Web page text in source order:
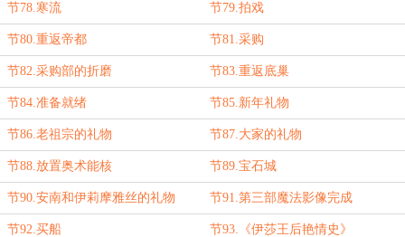
节78.寒流 节79.拍戏
节80.重返帝都 节81.采购
节82.采购部的折磨 节83.重返底巢
节84.准备就绪 节85.新年礼物
节86.老祖宗的礼物 节87.大家的礼物
节88.放置奥术能核 节89.宝石城
节90.安南和伊莉摩雅丝的礼物 节91.第三部魔法影像完成
节92.买船 节93.《伊莎王后艳情史》